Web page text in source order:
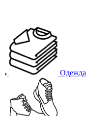
Одежда